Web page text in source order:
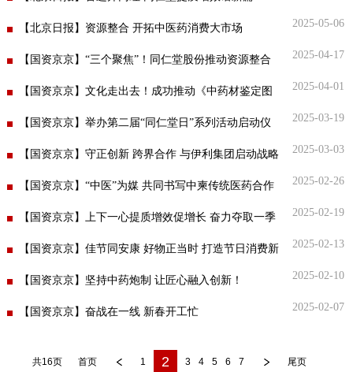
品种
文化
非遗
音视
【北京日报】资源整合 开拓中医药消费大市场 2025-05-06
【国资京京】“三个聚焦”！同仁堂股份推动资源整合 2025-04-17
【国资京京】文化走出去！成功推动《中药材鉴定图
典》阿拉伯语版发行
2025-04-01
【国资京京】举办第二届“同仁堂日”系列活动启动仪
式
2025-03-19
【国资京京】守正创新 跨界合作 与伊利集团启动战略
合作并发布新产品
2025-03-03
【国资京京】“中医”为媒 共同书写中柬传统医药合作
新篇章
2025-02-26
【国资京京】上下一心提质增效促增长 奋力夺取一季
度 “开门红”！
2025-02-19
【国资京京】佳节同安康 好物正当时 打造节日消费新
场景
2025-02-13
【国资京京】坚持中药炮制 让匠心融入创新！ 2025-02-10
【国资京京】奋战在一线 新春开工忙 2025-02-07
共16页 首页 1 2 3 4 5 6 7 尾页